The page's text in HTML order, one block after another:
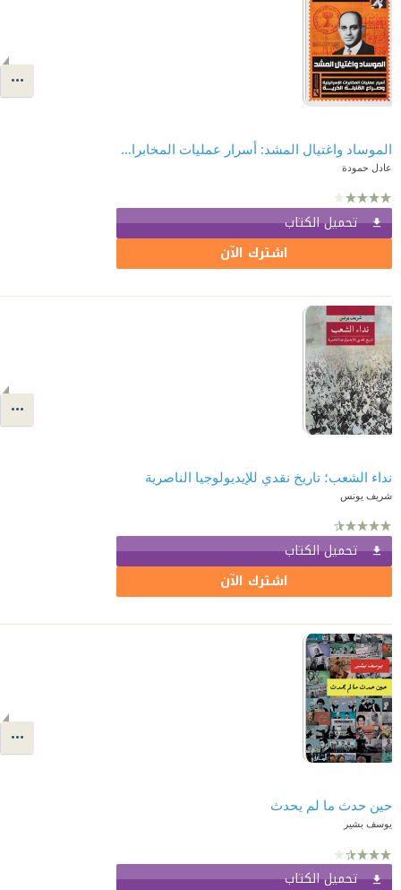
الموساد واغتيال المشد: أسرار عمليات المخابرات الإسرائيلية وصراع القنبلة الذريَّة
عادل حمودة
تحميل الكتاب
اشترك الآن
نداء الشعب؛ تاريخ نقدي للإيديولوجيا الناصرية
شريف يونس
تحميل الكتاب
اشترك الآن
حين حدث ما لم يحدث
يوسف بشير
تحميل الكتاب